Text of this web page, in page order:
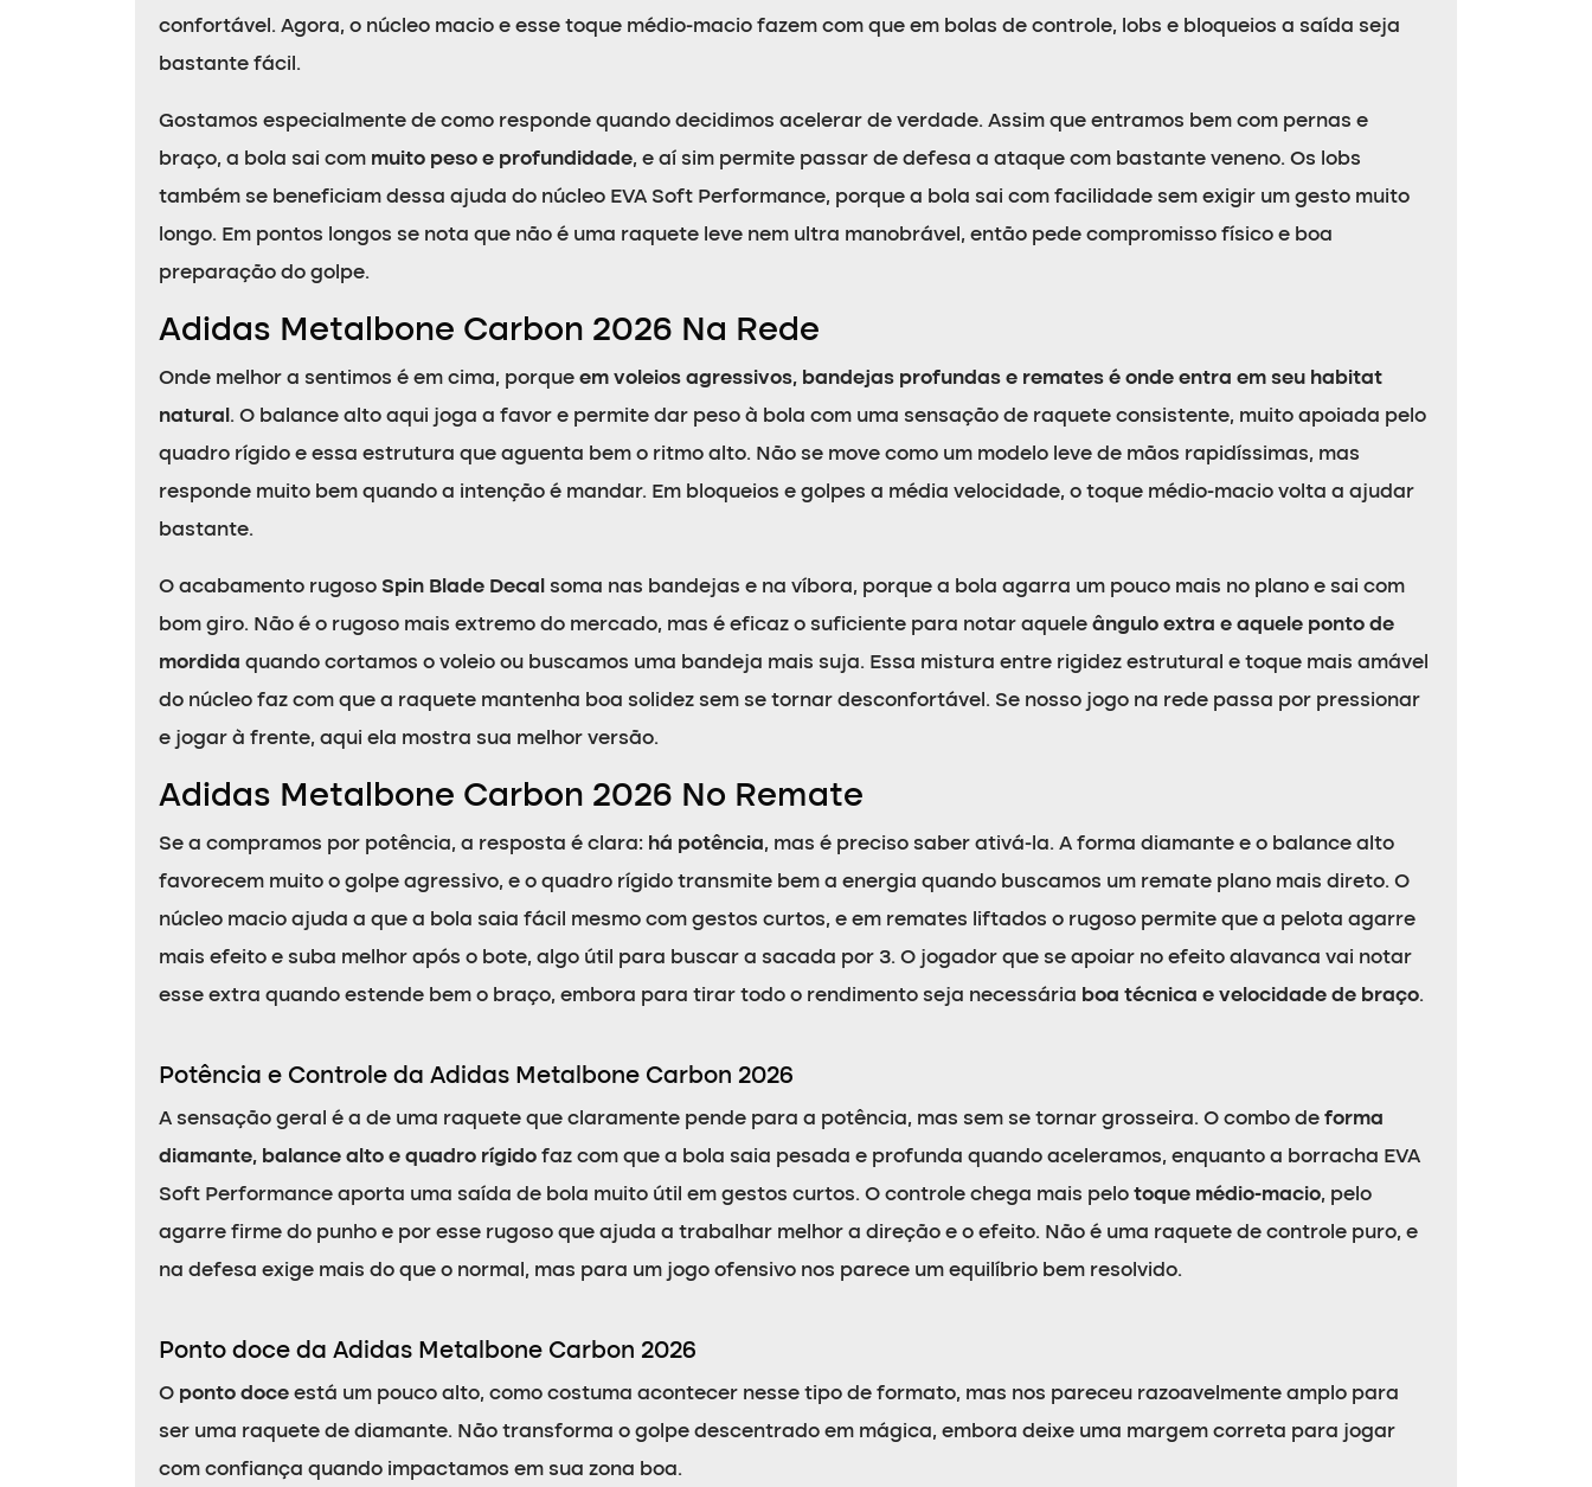
confortável. Agora, o núcleo macio e esse toque médio-macio fazem com que em bolas de controle, lobs e bloqueios a saída seja
bastante fácil.
Gostamos especialmente de como responde quando decidimos acelerar de verdade. Assim que entramos bem com pernas e
braço, a bola sai com muito peso e profundidade, e aí sim permite passar de defesa a ataque com bastante veneno. Os lobs
também se beneficiam dessa ajuda do núcleo EVA Soft Performance, porque a bola sai com facilidade sem exigir um gesto muito
longo. Em pontos longos se nota que não é uma raquete leve nem ultra manobrável, então pede compromisso físico e boa
preparação do golpe.
Adidas Metalbone Carbon 2026 Na Rede
Onde melhor a sentimos é em cima, porque em voleios agressivos, bandejas profundas e remates é onde entra em seu habitat
natural . O balance alto aqui joga a favor e permite dar peso à bola com uma sensação de raquete consistente, muito apoiada pelo
quadro rígido e essa estrutura que aguenta bem o ritmo alto. Não se move como um modelo leve de mãos rapidíssimas, mas
responde muito bem quando a intenção é mandar. Em bloqueios e golpes a média velocidade, o toque médio-macio volta a ajudar
bastante.
O acabamento rugoso Spin Blade Decal soma nas bandejas e na víbora, porque a bola agarra um pouco mais no plano e sai com
bom giro. Não é o rugoso mais extremo do mercado, mas é eficaz o suficiente para notar aquele ângulo extra e aquele ponto de
mordida quando cortamos o voleio ou buscamos uma bandeja mais suja. Essa mistura entre rigidez estrutural e toque mais amável
do núcleo faz com que a raquete mantenha boa solidez sem se tornar desconfortável. Se nosso jogo na rede passa por pressionar
e jogar à frente, aqui ela mostra sua melhor versão.
Adidas Metalbone Carbon 2026 No Remate
Se a compramos por potência, a resposta é clara: há potência, mas é preciso saber ativá-la. A forma diamante e o balance alto
favorecem muito o golpe agressivo, e o quadro rígido transmite bem a energia quando buscamos um remate plano mais direto. O
núcleo macio ajuda a que a bola saia fácil mesmo com gestos curtos, e em remates liftados o rugoso permite que a pelota agarre
mais efeito e suba melhor após o bote, algo útil para buscar a sacada por 3. O jogador que se apoiar no efeito alavanca vai notar
esse extra quando estende bem o braço, embora para tirar todo o rendimento seja necessária boa técnica e velocidade de braço.
Potência e Controle da Adidas Metalbone Carbon 2026
A sensação geral é a de uma raquete que claramente pende para a potência, mas sem se tornar grosseira. O combo de forma
diamante, balance alto e quadro rígido faz com que a bola saia pesada e profunda quando aceleramos, enquanto a borracha EVA
Soft Performance aporta uma saída de bola muito útil em gestos curtos. O controle chega mais pelo toque médio-macio, pelo
agarre firme do punho e por esse rugoso que ajuda a trabalhar melhor a direção e o efeito. Não é uma raquete de controle puro, e
na defesa exige mais do que o normal, mas para um jogo ofensivo nos parece um equilíbrio bem resolvido.
Ponto doce da Adidas Metalbone Carbon 2026
O ponto doce está um pouco alto, como costuma acontecer nesse tipo de formato, mas nos pareceu razoavelmente amplo para
ser uma raquete de diamante. Não transforma o golpe descentrado em mágica, embora deixe uma margem correta para jogar
com confiança quando impactamos em sua zona boa.